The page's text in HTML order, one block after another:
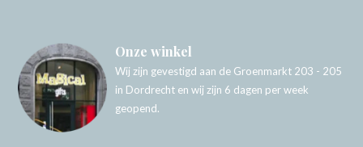
Onze winkel
Wij zijn gevestigd aan de Groenmarkt 203 - 205
in Dordrecht en wij zijn 6 dagen per week
geopend.